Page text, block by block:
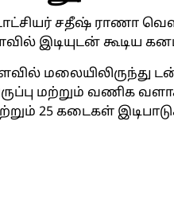
சதீஷ் ராணா
இடியுடன் கூடிய
மலையிலிருந்து
மற்றும் வணிக
25 கடைகள்